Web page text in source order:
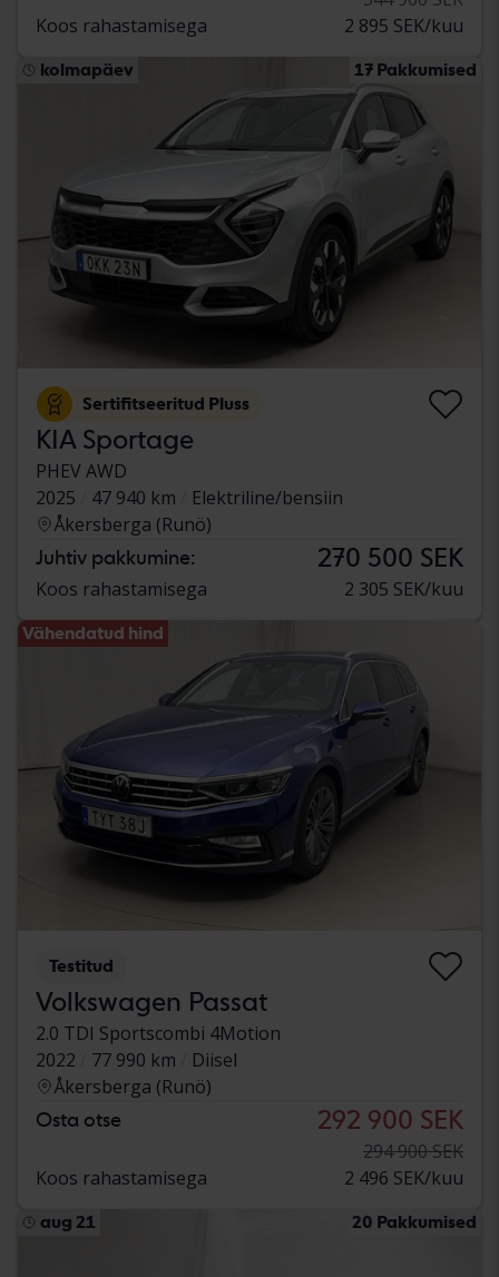
Koos rahastamisega
2 895 SEK/kuu
kolmapäev 17 Pakkumised
Sertifitseeritud Pluss
KIA Sportage
PHEV AWD
2025
47 940 km
Elektriline/bensiin
Åkersberga (Runö)
Juhtiv pakkumine: 270 500 SEK
Koos rahastamisega 2 305 SEK/kuu
Vähendatud hind
Testitud
Volkswagen Passat
2.0 TDI Sportscombi 4Motion
2022
77 990 km
Diisel
Åkersberga (Runö)
Osta otse 292 900 SEK
294 900 SEK
Koos rahastamisega
2 496 SEK/kuu
aug 21 20 Pakkumised